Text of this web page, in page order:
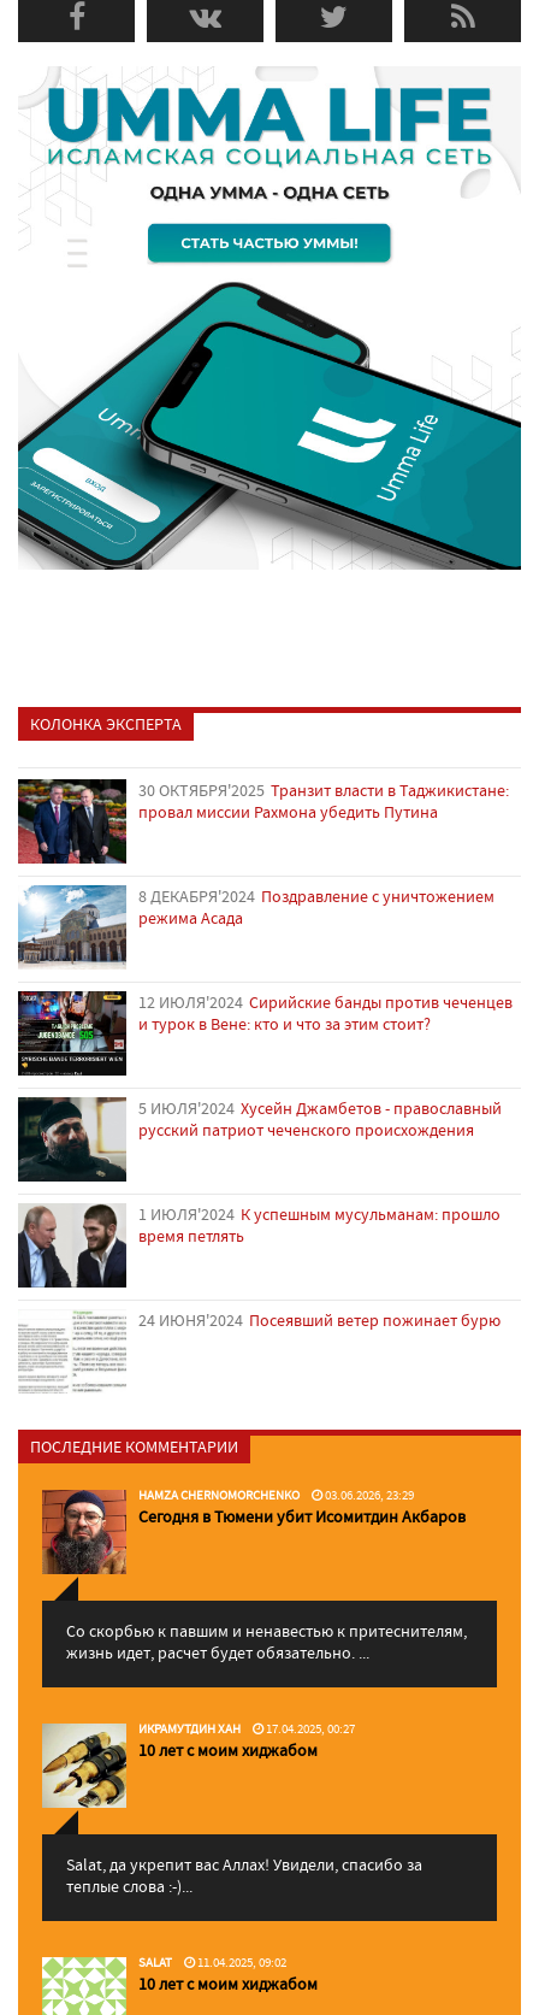
КОЛОНКА ЭКСПЕРТА
30 ОКТЯБРЯ'2025 Транзит власти в Таджикистане:
провал миссии Рахмона убедить Путина
8 ДЕКАБРЯ'2024 Поздравление с уничтожением
режима Асада
12 ИЮЛЯ'2024 Сирийские банды против чеченцев
и турок в Вене: кто и что за этим стоит?
5 ИЮЛЯ'2024 Хусейн Джамбетов - православный
русский патриот чеченского происхождения
1 ИЮЛЯ'2024 К успешным мусульманам: прошло
время петлять
24 ИЮНЯ'2024 Посеявший ветер пожинает бурю
ПОСЛЕДНИЕ КОММЕНТАРИИ
HAMZA CHERNOMORCHENKO 03.06.2026, 23:29
Сегодня в Тюмени убит Исомитдин Акбаров
Со скорбью к павшим и ненавестью к притеснителям,
жизнь идет, расчет будет обязательно. ...
ИКРАМУТДИН ХАН 17.04.2025, 00:27
10 лет с моим хиджабом
Salat, да укрепит вас Аллаx! Увидели, спасибо за
теплые слова :-)...
SALAT 11.04.2025, 09:02
10 лет с моим хиджабом